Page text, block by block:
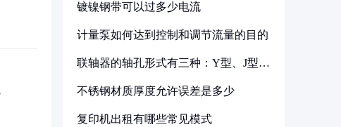
镀镍钢带可以过多少电流
计量泵如何达到控制和调节流量的目的
联轴器的轴孔形式有三种：Y型、J型、
不锈钢材质厚度允许误差是多少
复印机出租有哪些常见模式